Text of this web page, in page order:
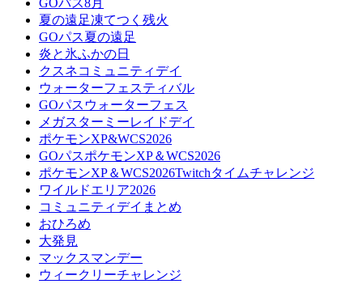
GOパス8月
夏の遠足凍てつく残火
GOパス夏の遠足
炎と氷ふかの日
クスネコミュニティデイ
ウォーターフェスティバル
GOパスウォーターフェス
メガスターミーレイドデイ
ポケモンXP&WCS2026
GOパスポケモンXP＆WCS2026
ポケモンXP＆WCS2026Twitchタイムチャレンジ
ワイルドエリア2026
コミュニティデイまとめ
おひろめ
大発見
マックスマンデー
ウィークリーチャレンジ